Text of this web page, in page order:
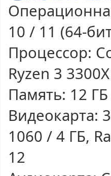
10 / 11 (64-
Процессор:
Ryzen 3
Память: 12 ГБ
Видеокарта:
1060 / 4 ГБ,
12